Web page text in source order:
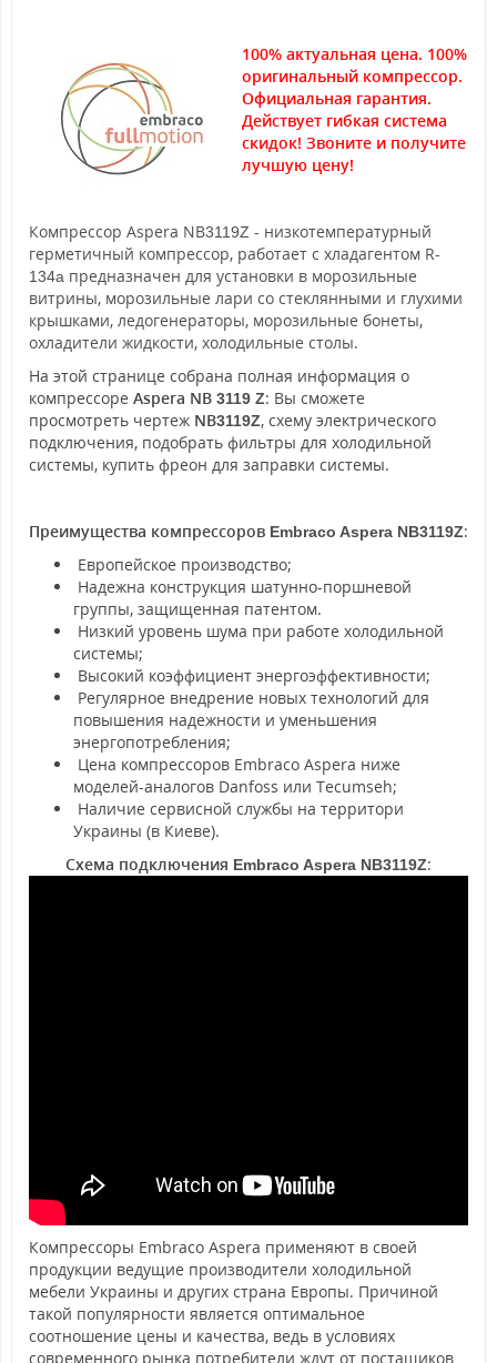
100% актуальная цена. 100%
оригинальный компрессор.
Официальная гарантия.
Действует гибкая система
скидок! Звоните и получите
лучшую цену!
Компрессор Aspera NB3119Z - низкотемпературный
герметичный компрессор, работает с хладагентом R-
134a предназначен для установки в морозильные
витрины, морозильные лари со стеклянными и глухими
крышками, ледогенераторы, морозильные бонеты,
охладители жидкости, холодильные столы.
На этой странице собрана полная информация о
компрессоре Aspera NB 3119 Z: Вы сможете
просмотреть чертеж NB3119Z, схему электрического
подключения, подобрать фильтры для холодильной
системы, купить фреон для заправки системы.
Преимущества компрессоров Embraco Aspera NB3119Z:
Европейское производство;
Надежна конструкция шатунно-поршневой
группы, защищенная патентом.
Низкий уровень шума при работе холодильной
системы;
Высокий коэффициент энергоэффективности;
Регулярное внедрение новых технологий для
повышения надежности и уменьшения
энергопотребления;
Цена компрессоров Embraco Aspera ниже
моделей-аналогов Danfoss или Tecumseh;
Наличие сервисной службы на территори
Украины (в Киеве).
Схема подключения Embraco Aspera NB3119Z:
Компрессоры Embraco Aspera применяют в своей
продукции ведущие производители холодильной
мебели Украины и других страна Европы. Причиной
такой популярности является оптимальное
соотношение цены и качества, ведь в условиях
современного рынка потребители ждут от постащиков